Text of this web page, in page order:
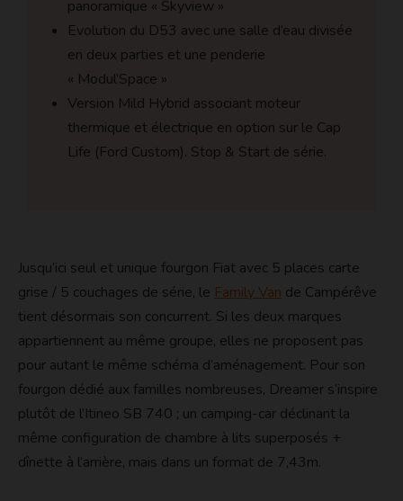
panoramique « Skyview »
Evolution du D53 avec une salle d’eau divisée
en deux parties et une penderie
« Modul’Space »
Version Mild Hybrid associant moteur
thermique et électrique en option sur le Cap
Life (Ford Custom). Stop & Start de série.
Jusqu’ici seul et unique fourgon Fiat avec 5 places carte
grise / 5 couchages de série, le Family Van de Campérêve
tient désormais son concurrent. Si les deux marques
appartiennent au même groupe, elles ne proposent pas
pour autant le même schéma d’aménagement. Pour son
fourgon dédié aux familles nombreuses, Dreamer s’inspire
plutôt de l’Itineo SB 740 ; un camping-car déclinant la
même configuration de chambre à lits superposés +
dînette à l’arrière, mais dans un format de 7,43m.